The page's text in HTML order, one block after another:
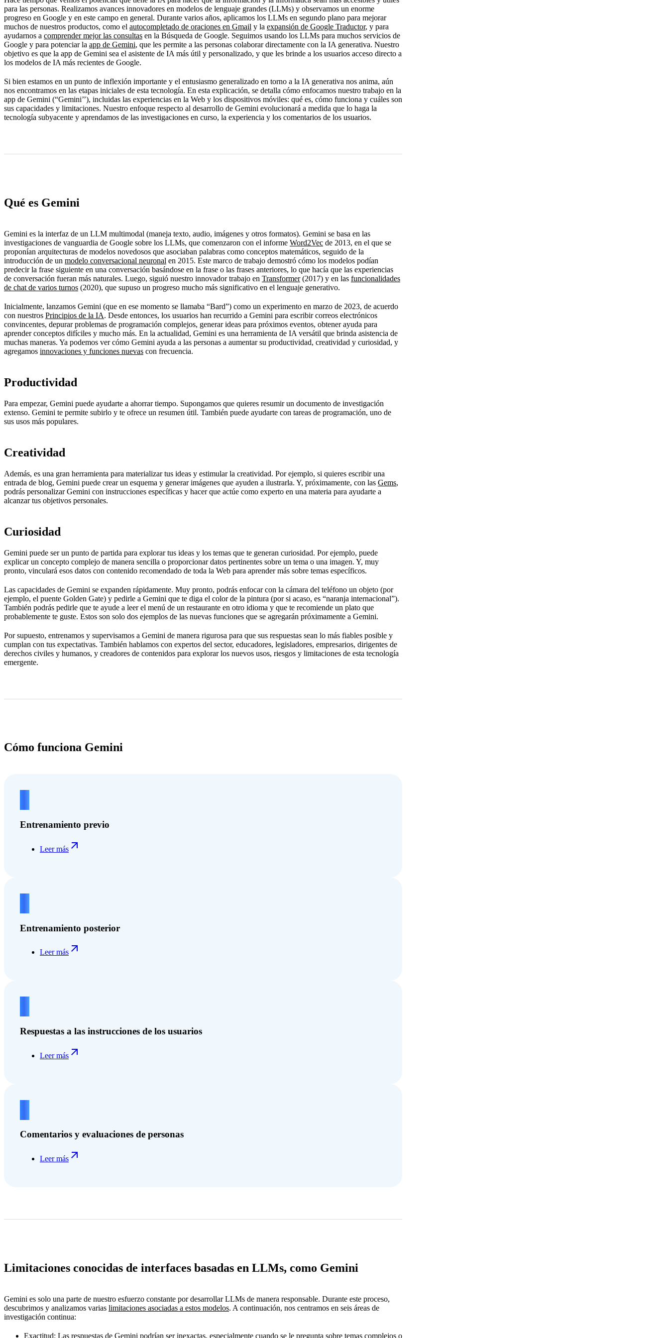
Cómo funciona Gemini
Limitaciones
Próximos pasos
para las personas. Realizamos avances innovadores en modelos de lenguaje grandes (LLMs) y observamos un enorme
progreso en Google y en este campo en general. Durante varios años, aplicamos los LLMs en segundo plano para mejorar
muchos de nuestros productos, como el autocompletado de oraciones en Gmail y la expansión de Google Traductor, y para
ayudarnos a comprender mejor las consultas en la Búsqueda de Google. Seguimos usando los LLMs para muchos servicios de
Google y para potenciar la app de Gemini, que les permite a las personas colaborar directamente con la IA generativa. Nuestro
objetivo es que la app de Gemini sea el asistente de IA más útil y personalizado, y que les brinde a los usuarios acceso directo a
los modelos de IA más recientes de Google.
Si bien estamos en un punto de inflexión importante y el entusiasmo generalizado en torno a la IA generativa nos anima, aún
nos encontramos en las etapas iniciales de esta tecnología. En esta explicación, se detalla cómo enfocamos nuestro trabajo en la
app de Gemini (“Gemini’’), incluidas las experiencias en la Web y los dispositivos móviles: qué es, cómo funciona y cuáles son
sus capacidades y limitaciones. Nuestro enfoque respecto al desarrollo de Gemini evolucionará a medida que lo haga la
tecnología subyacente y aprendamos de las investigaciones en curso, la experiencia y los comentarios de los usuarios.
Qué es Gemini
Gemini es la interfaz de un LLM multimodal (maneja texto, audio, imágenes y otros formatos). Gemini se basa en las
investigaciones de vanguardia de Google sobre los LLMs, que comenzaron con el informe Word2Vec de 2013, en el que se
proponían arquitecturas de modelos novedosos que asociaban palabras como conceptos matemáticos, seguido de la
introducción de un modelo conversacional neuronal en 2015. Este marco de trabajo demostró cómo los modelos podían
predecir la frase siguiente en una conversación basándose en la frase o las frases anteriores, lo que hacía que las experiencias
de conversación fueran más naturales. Luego, siguió nuestro innovador trabajo en Transformer(2017) y en las funcionalidades
de chat de varios turnos (2020), que supuso un progreso mucho más significativo en el lenguaje generativo.
Inicialmente, lanzamos Gemini (que en ese momento se llamaba “Bard”) como un experimento en marzo de 2023, de acuerdo
con nuestros Principios de la IA. Desde entonces, los usuarios han recurrido a Gemini para escribir correos electrónicos
convincentes, depurar problemas de programación complejos, generar ideas para próximos eventos, obtener ayuda para
aprender conceptos difíciles y mucho más. En la actualidad, Gemini es una herramienta de IA versátil que brinda asistencia de
muchas maneras. Ya podemos ver cómo Gemini ayuda a las personas a aumentar su productividad, creatividad y curiosidad, y
agregamos innovaciones y funciones nuevas con frecuencia.
Productividad
Para empezar, Gemini puede ayudarte a ahorrar tiempo. Supongamos que quieres resumir un documento de investigación
extenso. Gemini te permite subirlo y te ofrece un resumen útil. También puede ayudarte con tareas de programación, uno de
sus usos más populares.
Creatividad
Además, es una gran herramienta para materializar tus ideas y estimular la creatividad. Por ejemplo, si quieres escribir una
entrada de blog, Gemini puede crear un esquema y generar imágenes que ayuden a ilustrarla. Y, próximamente, con las Gems,
podrás personalizar Gemini con instrucciones específicas y hacer que actúe como experto en una materia para ayudarte a
alcanzar tus objetivos personales.
Curiosidad
Gemini puede ser un punto de partida para explorar tus ideas y los temas que te generan curiosidad. Por ejemplo, puede
explicar un concepto complejo de manera sencilla o proporcionar datos pertinentes sobre un tema o una imagen. Y, muy
pronto, vinculará esos datos con contenido recomendado de toda la Web para aprender más sobre temas específicos.
Las capacidades de Gemini se expanden rápidamente. Muy pronto, podrás enfocar con la cámara del teléfono un objeto (por
ejemplo, el puente Golden Gate) y pedirle a Gemini que te diga el color de la pintura (por si acaso, es “naranja internacional”).
También podrás pedirle que te ayude a leer el menú de un restaurante en otro idioma y que te recomiende un plato que
probablemente te guste. Estos son solo dos ejemplos de las nuevas funciones que se agregarán próximamente a Gemini.
Por supuesto, entrenamos y supervisamos a Gemini de manera rigurosa para que sus respuestas sean lo más fiables posible y
cumplan con tus expectativas. También hablamos con expertos del sector, educadores, legisladores, empresarios, dirigentes de
derechos civiles y humanos, y creadores de contenidos para explorar los nuevos usos, riesgos y limitaciones de esta tecnología
emergente.
Cómo funciona Gemini
Entrenamiento previo
Leer más
Entrenamiento posterior
Leer más
Respuestas a las instrucciones de los usuarios
Leer más
Comentarios y evaluaciones de personas
Leer más
Limitaciones conocidas de interfaces basadas en LLMs, como Gemini
Gemini es solo una parte de nuestro esfuerzo constante por desarrollar LLMs de manera responsable. Durante este proceso,
descubrimos y analizamos varias limitaciones asociadas a estos modelos. A continuación, nos centramos en seis áreas de
investigación continua:
Exactitud: Las respuestas de Gemini podrían ser inexactas, especialmente cuando se le pregunta sobre temas complejos o